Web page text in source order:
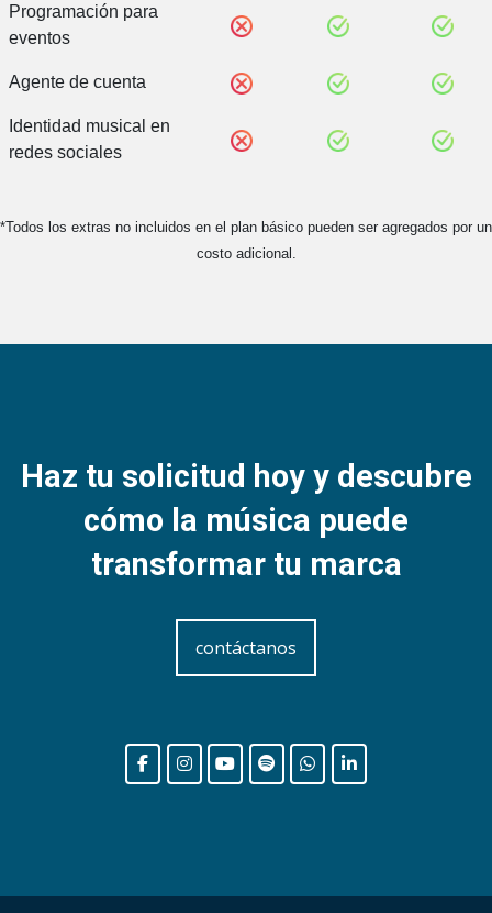
Programación para
eventos
Agente de cuenta
Identidad musical en
redes sociales
*Todos los extras no incluidos en el plan básico pueden ser agregados por un
costo adicional.
Haz tu solicitud hoy y descubre
cómo la música puede
transformar tu marca
contáctanos